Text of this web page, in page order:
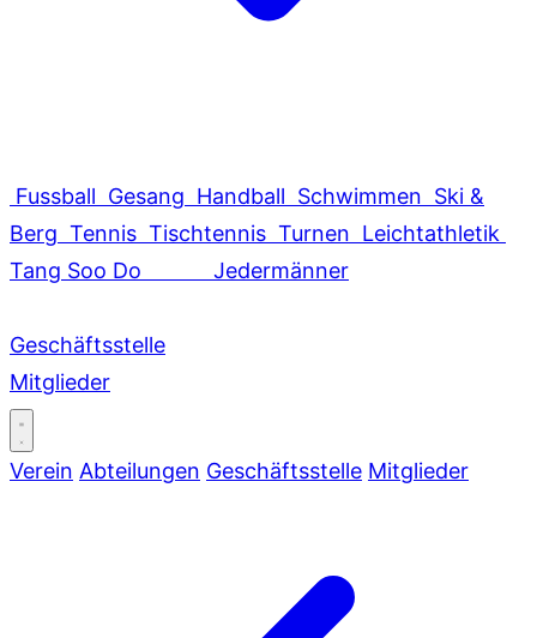
Fussball Gesang Handball Schwimmen Ski &
Berg Tennis Tischtennis Turnen Leichtathletik
Tang Soo Do
Jedermänner
Geschäftsstelle
Mitglieder
Verein Abteilungen Geschäftsstelle Mitglieder